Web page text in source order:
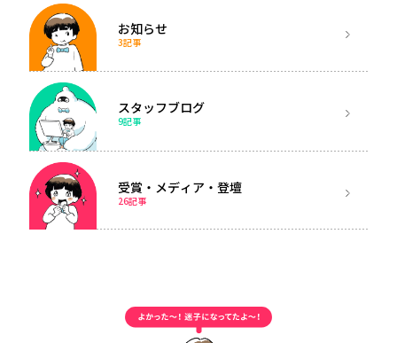
お知らせ
3記事
スタッフブログ
9記事
受賞・メディア・登壇
26記事